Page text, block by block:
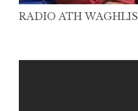
RADIO ATH WAGHLIS